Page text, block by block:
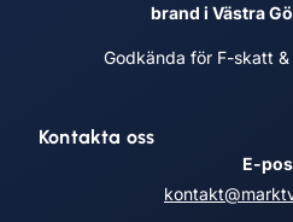
brand i Västra
Godkända för F-skatt
Kontakta oss
E-